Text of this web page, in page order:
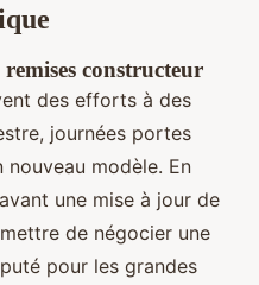
constructeur
des efforts à des
journées portes
nouveau modèle. En
une mise à jour de
de négocier une
pour les grandes